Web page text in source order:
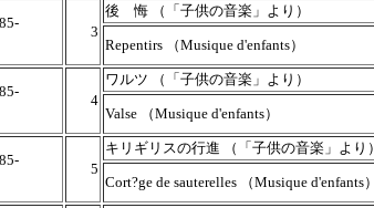
3
後 悔 （「子供の音楽」より）
Repentirs （Musique d'enfants）
4
ワルツ （「子供の音楽」より）
Valse （Musique d'enfants）
5
キリギリスの行進 （「子供の音楽」より）
Cort?ge de sauterelles （Musique d'enfants）